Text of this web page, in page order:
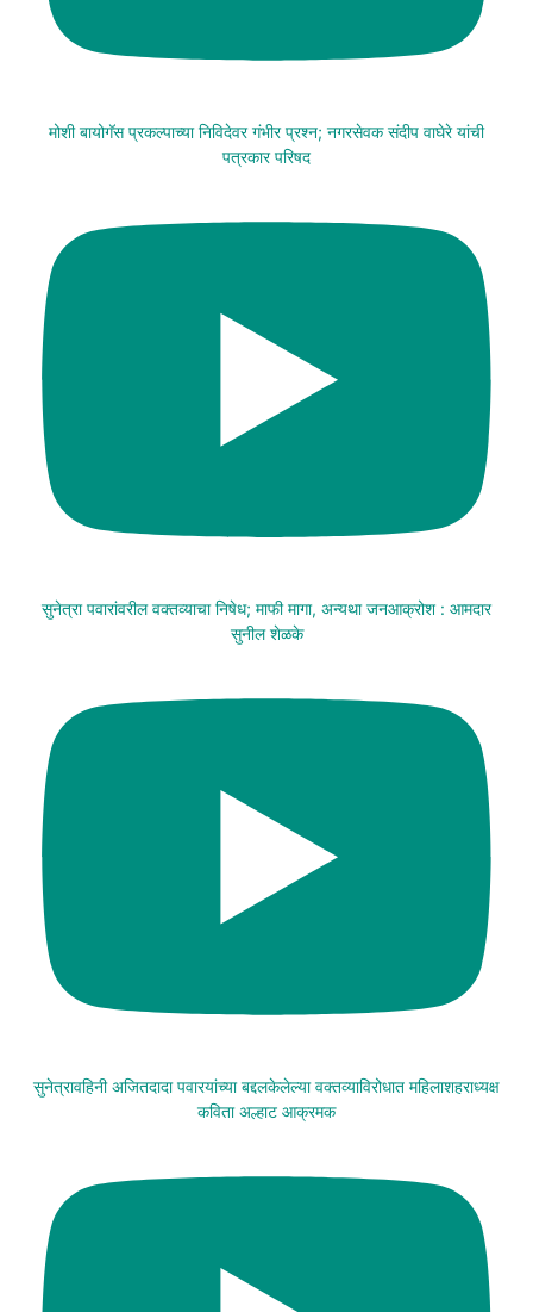
मोशी बायोगॅस प्रकल्पाच्या निविदेवर गंभीर प्रश्न; नगरसेवक संदीप वाघेरे यांची
पत्रकार परिषद
सुनेत्रा पवारांवरील वक्तव्याचा निषेध; माफी मागा, अन्यथा जनआक्रोश : आमदार
सुनील शेळके
सुनेत्रावहिनी अजितदादा पवारयांच्या बद्दलकेलेल्या वक्तव्याविरोधात महिलाशहराध्यक्ष
कविता अल्हाट आक्रमक